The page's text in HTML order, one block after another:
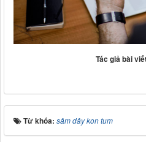
Tác giả bài
Từ khóa: sâm dây kon tum